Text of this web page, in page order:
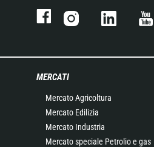
MERCATI
Mercato Agricoltura
Mercato Edilizia
Mercato Industria
Mercato speciale Petrolio e gas